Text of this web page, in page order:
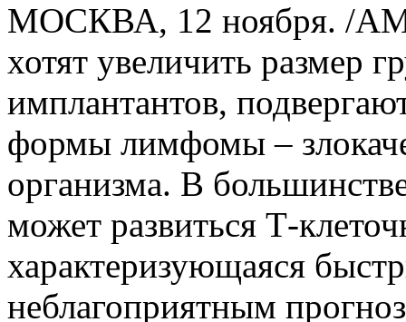
МОСКВА, 12 ноября. /
хотят увеличить размер
имплантантов,
формы лимфомы –
организма. В
может развиться Т-
характеризующаяся
неблагоприятным